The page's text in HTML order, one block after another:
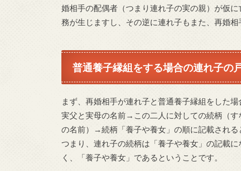
婚相手の配偶者（つまり連れ子の実の親）が仮
務が生じますし、その逆に連れ子もまた、再婚
普通養子縁組をする場合の連れ子の
まず、再婚相手が連れ子と普通養子縁組をした場
実父と実母の名前→この二人に対しての続柄（
の名前）→続柄「養子や養女」の順に記載される
つまり、連れ子の続柄は「養子や養女」の記載
く、「養子や養女」であるということです。